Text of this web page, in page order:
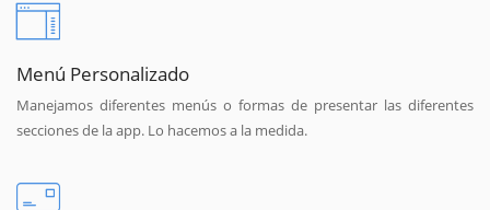
Menú Personalizado
Manejamos diferentes menús o formas de presentar las diferentes
secciones de la app. Lo hacemos a la medida.